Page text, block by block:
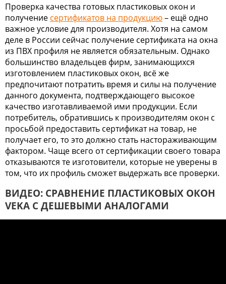
Проверка качества готовых пластиковых окон и
получение сертификатов на продукцию– ещё одно
важное условие для производителя. Хотя на самом
деле в России сейчас получение сертификата на окна
из ПВХ профиля не является обязательным. Однако
большинство владельцев фирм, занимающихся
изготовлением пластиковых окон, всё же
предпочитают потратить время и силы на получение
данного документа, подтверждающего высокое
качество изготавливаемой ими продукции. Если
потребитель, обратившись к производителям окон с
просьбой предоставить сертификат на товар, не
получает его, то это должно стать настораживающим
фактором. Чаще всего от сертификации своего товара
отказываются те изготовители, которые не уверены в
том, что их профиль сможет выдержать все проверки.
ВИДЕО: СРАВНЕНИЕ ПЛАСТИКОВЫХ ОКОН
VEKA С ДЕШЕВЫМИ АНАЛОГАМИ